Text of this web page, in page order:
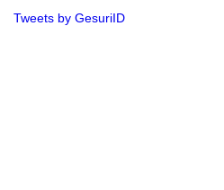
Tweets by GesuriID